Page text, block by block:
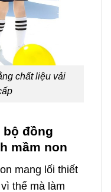
chất liệu vải
bộ đồng
mầm non
mang lối thiết
thế mà làm